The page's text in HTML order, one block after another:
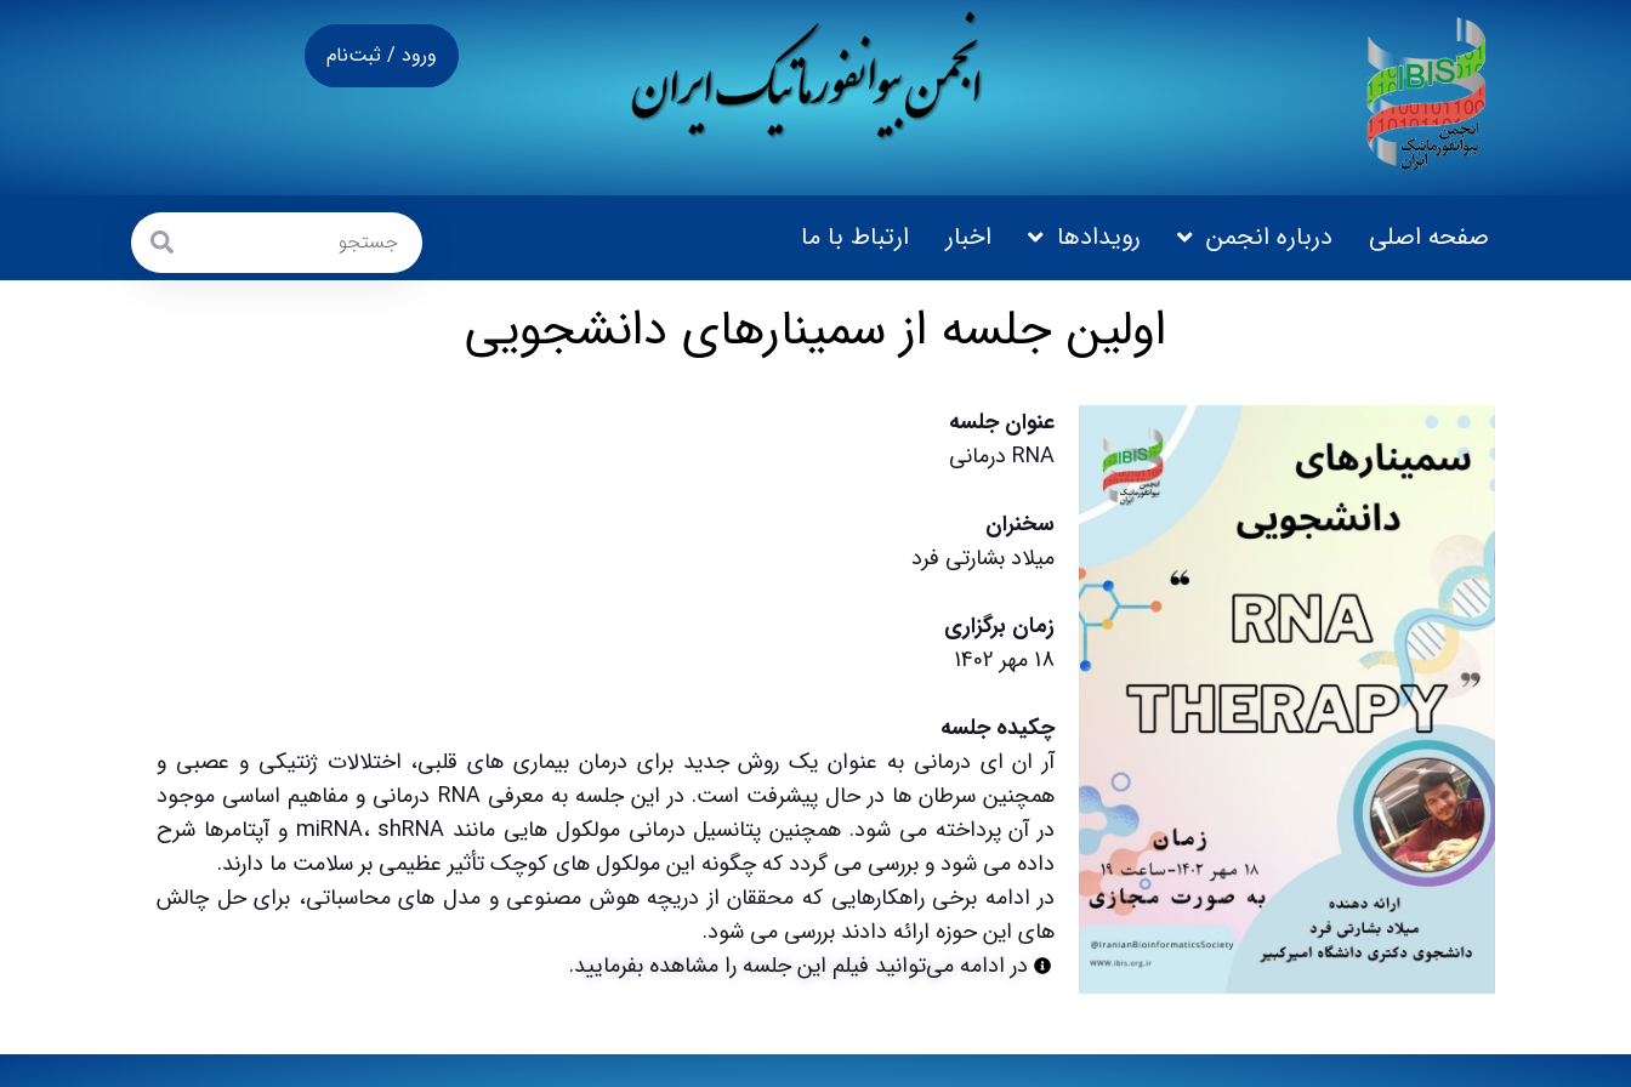
ورود / ثبت‌نام
صفحه اصلی درباره انجمن رویدادها اخبار ارتباط با ما
اولین جلسه از سمینارهای دانشجویی
عنوان جلسه
RNA درمانی
سخنران
میلاد بشارتی فرد
زمان برگزاری
18 مهر 1402
چکیده جلسه
آر ان ای درمانی به عنوان یک روش جدید برای درمان بیماری های قلبی، اختلالات ژنتیکی و عصبی و
همچنین سرطان ها در حال پیشرفت است. در این جلسه به معرفی RNA درمانی و مفاهیم اساسی موجود
در آن پرداخته می شود. همچنین پتانسیل درمانی مولکول هایی مانند miRNA، shRNA و آپتامرها شرح
داده می شود و بررسی می گردد که چگونه این مولکول های کوچک تأثیر عظیمی بر سلامت ما دارند.
در ادامه برخی راهکارهایی که محققان از دریچه هوش مصنوعی و مدل های محاسباتی، برای حل چالش
های این حوزه ارائه دادند بررسی می شود.
در ادامه می‌توانید فیلم این جلسه را مشاهده بفرمایید.